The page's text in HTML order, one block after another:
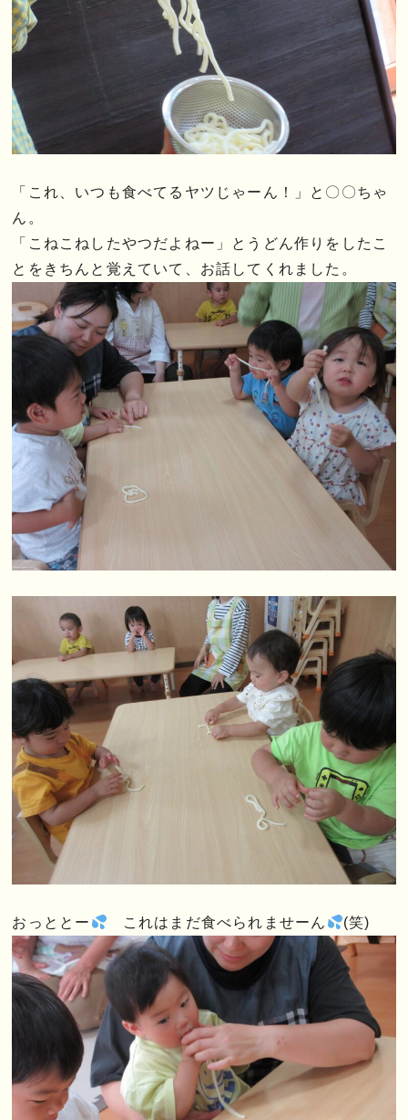
「これ、いつも食べてるヤツじゃーん！」と〇〇ちゃ
ん。
「こねこねしたやつだよねー」とうどん作りをしたこ
とをきちんと覚えていて、お話してくれました。
おっととー これはまだ食べられませーん (笑)